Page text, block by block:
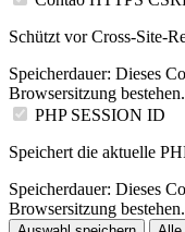
Schützt vor Cross-Site-
Speicherdauer: Dieses
Browsersitzung bestehen.
PHP SESSION ID
Speichert die aktuelle
Speicherdauer: Dieses
Browsersitzung bestehen.